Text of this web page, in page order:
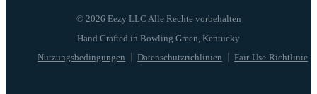
© 2026 Eezy LLC Alle Rechte vorbehalten
Nutzungsbedingungen Datenschutzrichlinien Fair-Use-Richtlinie